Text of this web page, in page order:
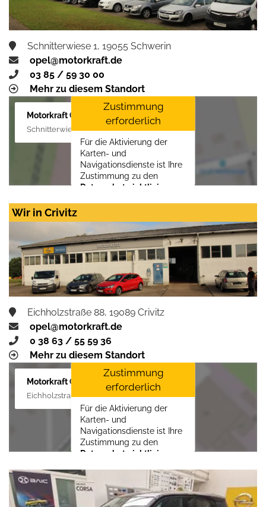
Schnitterwiese 1, 19055 Schwerin
opel@motorkraft.de
03 85 / 59 30 00
Mehr zu diesem Standort
Motorkraft GmbH
Schnitterwiese 1, 19055 Schwerin
Zustimmung
erforderlich
Für die Aktivierung der
Karten- und
Navigationsdienste ist Ihre
Zustimmung zu den
Datenschutzrichtlinien
Zustimmen und
aktivieren
Wir in Crivitz
Eichholzstraße 88, 19089 Crivitz
opel@motorkraft.de
0 38 63 / 55 59 36
Mehr zu diesem Standort
Motorkraft GmbH
Eichholzstraße 88, 19089 Crivitz
Zustimmung
erforderlich
Für die Aktivierung der
Karten- und
Navigationsdienste ist Ihre
Zustimmung zu den
Datenschutzrichtlinien
LLC
Zustimmen und